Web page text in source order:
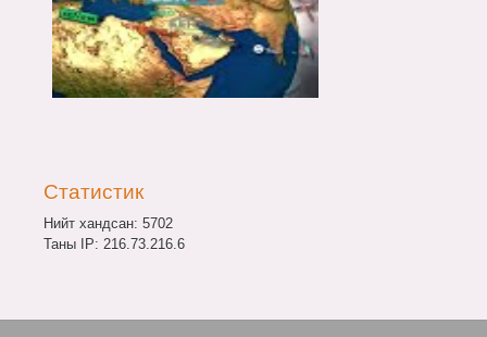
Статистик
Нийт хандсан: 5702
Таны IP: 216.73.216.6